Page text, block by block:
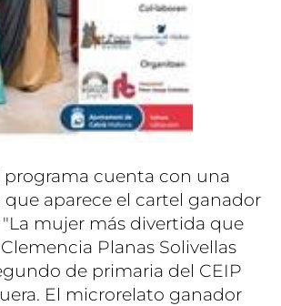
cuenta con una
que aparece el cartel ganador
mujer más divertida que
Planas Solivellas
de primaria del CEIP
El microrelato ganador